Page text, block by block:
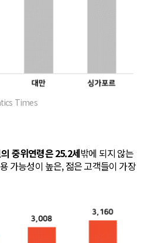
Times
중위연령은 25.2세밖에 되지 않는
가능성이 높은, 젊은 고객들이 가장